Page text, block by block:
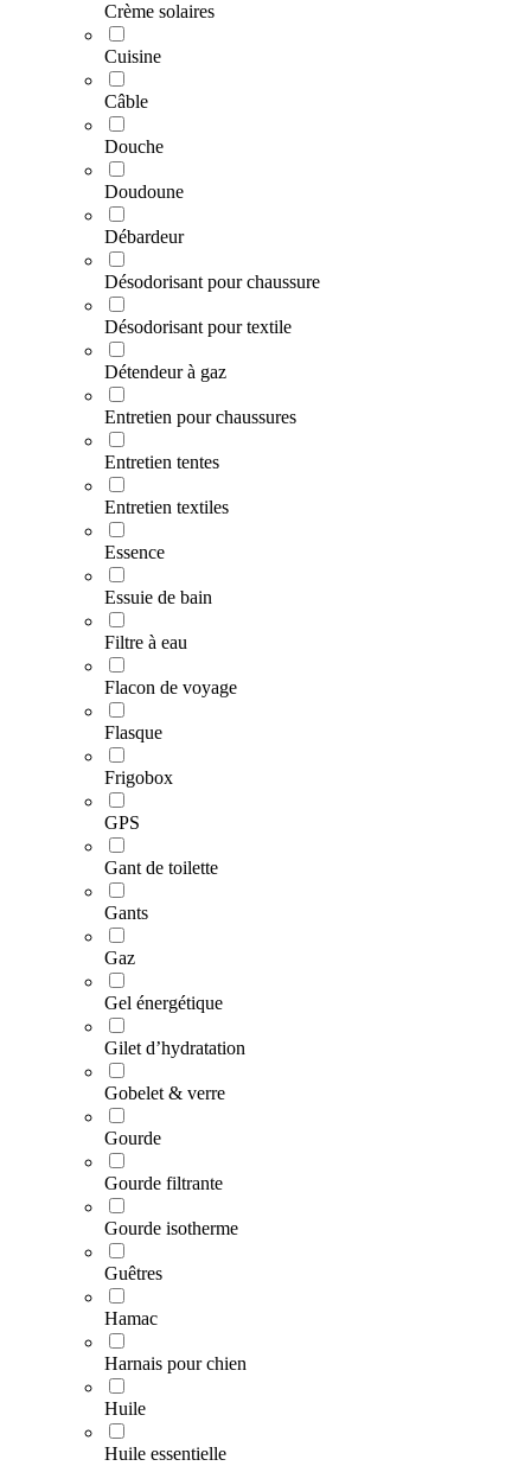
Crème solaires
Cuisine
Câble
Douche
Doudoune
Débardeur
Désodorisant pour chaussure
Désodorisant pour textile
Détendeur à gaz
Entretien pour chaussures
Entretien tentes
Entretien textiles
Essence
Essuie de bain
Filtre à eau
Flacon de voyage
Flasque
Frigobox
GPS
Gant de toilette
Gants
Gaz
Gel énergétique
Gilet d’hydratation
Gobelet & verre
Gourde
Gourde filtrante
Gourde isotherme
Guêtres
Hamac
Harnais pour chien
Huile
Huile essentielle